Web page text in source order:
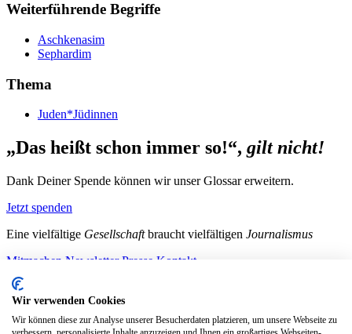
Weiterführende Begriffe
Aschkenasim
Sephardim
Thema
Juden*Jüdinnen
„Das heißt schon immer so!“, gilt nicht!
Dank Deiner Spende können wir unser Glossar erweitern.
Jetzt spenden
Eine vielfältige Gesellschaftbraucht vielfältigen Journalismus
Mitmachen Newsletter Presse Kontakt
Instagram
Unterstütze uns
Wir verwenden Cookies
Wir können diese zur Analyse unserer Besucherdaten platzieren, um unsere Webseite zu